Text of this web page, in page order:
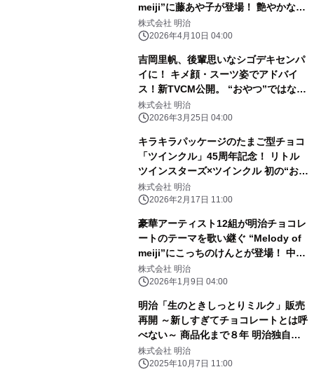
meiji”に藤あや子が登場！ 艶やかな声
で歌い上げる！次はイルカにバトンタ
ッチ。 中森明菜、五木ひろし、
っちのけんと、森高千里、新浜レオン
が過去登場
株式会社 明治
2026年4月10日 04:00
吉岡里帆、後輩思いなシゴデキセンパ
イに！ キメ顔・スーツ姿でアドバイ
ス！新TVCM公開。 “おやつ”ではな
く“必需品” 新習慣「ワークチョコレ
ートバランス」を提案。 メイキング＆
い事「梅干しづくり」 リフレッシュ方
法も
株式会社 明治
2026年3月25日 04:00
キラキラパッケージのたまご型チョコ
「ツインクル」45周年記念！ リトル
ツインスターズ×ツインクル 初の“お星
さまコラボ”。 ホログラムシールやシ
ール帳で人気の“平成女児”を楽しめ
リニューアル。 台紙もシールももっ
と“キラキラかわいい”を詰め込んだデ
ザインに！
株式会社 明治
2026年2月17日 11:00
豪華アーティスト12組が明治チョコレ
ートのテーマを歌い継ぐ “Melody of
meiji”にこっちのけんとが登場！ 中森
明菜、五木ひろし、TOSHI-LOW、
FRUITS ZIPPERから バトンタッチ！
株式会社 明治
2026年1月9日 04:00
明治「生のときしっとりミルク」販売
再開 ～新しすぎてチョコレートとは呼
べない～ 商品化まで８年 明治独自の
特許技術「生ねり製法」で開発。 関東
甲信越に加えて、関西、東海、北陸エ
株式会社 明治
2025年10月7日 11:00